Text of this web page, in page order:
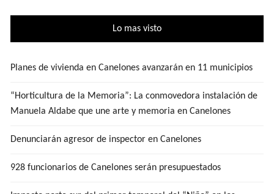
Lo mas visto
Planes de vivienda en Canelones avanzarán en 11 municipios
“Horticultura de la Memoria”: La conmovedora instalación de
Manuela Aldabe que une arte y memoria en Canelones
Denunciarán agresor de inspector en Canelones
928 funcionarios de Canelones serán presupuestados